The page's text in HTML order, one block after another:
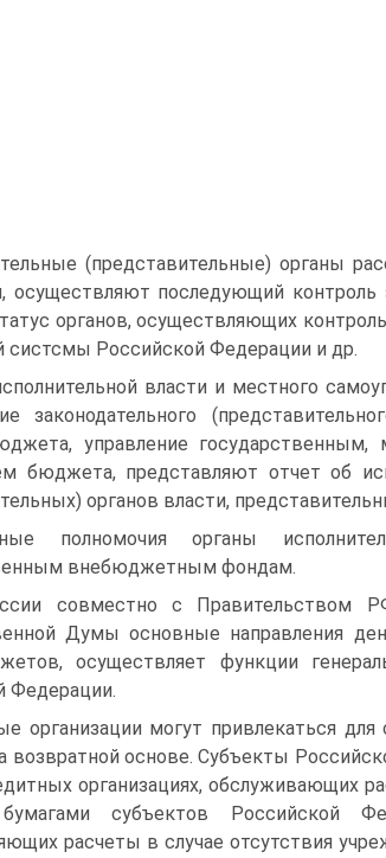
(представительные) органы
осуществляют последующий
органов, осуществляющих
Российской Федерации и др.
власти и местного
законодатель­ного
управление
бюджета, представляют отчет об
органов власти,
полномочия органы
внебюджетным фондам.
совместно с Правительством
Думы основные направления
осуществляет функции
Федерации.
организации могут привлекаться
возвратной осно­ве. Субъекты
организациях, обслуживающих
субъектов Российской
расчеты в случае отсутствия